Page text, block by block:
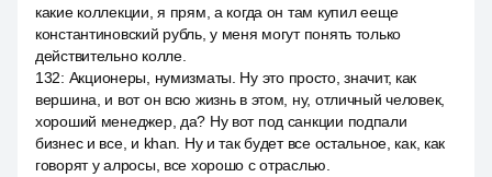
какие коллекции, я прям, а когда он там купил ееще
константиновский рубль, у меня могут понять только
действительно колле.
132: Акционеры, нумизматы. Ну это просто, значит, как
вершина, и вот он всю жизнь в этом, ну, отличный человек,
хороший менеджер, да? Ну вот под санкции подпали
бизнес и все, и khan. Ну и так будет все остальное, как, как
говорят у алросы, все хорошо с отраслью.